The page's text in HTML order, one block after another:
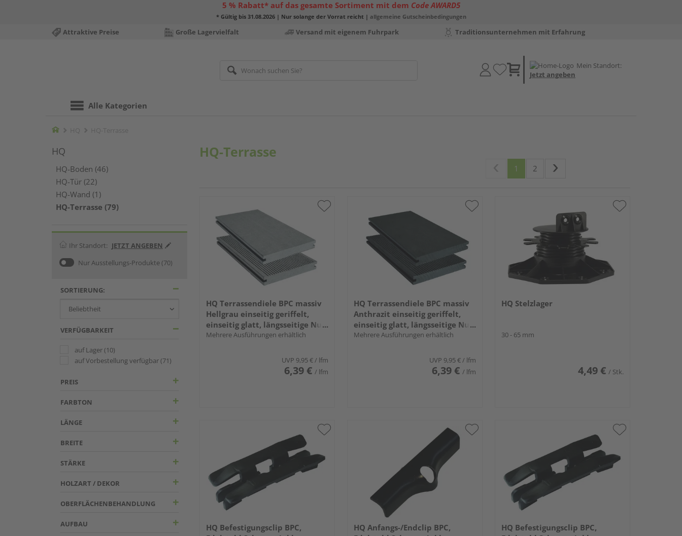
5 % Rabatt* auf das gesamte Sortiment mit dem Code AWARD5
* Gültig bis 31.08.2026 | Nur solange der Vorrat reicht | allgemeine Gutscheinbedingungen
Attraktive Preise Große Lagervielfalt Versand mit eigenem Fuhrpark Traditionsunternehmen mit Erfahrung
Mein Standort:
Jetzt angeben
Alle Kategorien
Home
HQ
HQ-Boden (46)
HQ-Tür (22)
HQ-Wand (1)
HQ-Terrasse (79)
Ihr Standort: JETZT ANGEBEN
Nur Ausstellungs-Produkte (70)
SORTIERUNG:
VERFÜGBARKEIT
auf Lager(10)
auf Vorbestellung verfügbar(71)
PREIS
FARBTON
LÄNGE
BREITE
STÄRKE
HOLZART / DEKOR
OBERFLÄCHENBEHANDLUNG
AUFBAU
HQ-Terrasse
1 2
HQ Terrassendiele BPC massiv
Hellgrau einseitig geriffelt,
einseitig glatt, längsseitige Nut,
Miru - 20 x 140 mm
Mehrere Ausführungen erhältlich
UVP 9,95 €/ lfm
6,39 € / lfm
HQ Terrassendiele BPC massiv
Anthrazit einseitig geriffelt,
einseitig glatt, längsseitige Nut,
Miru - 20 x 140 mm
Mehrere Ausführungen erhältlich
UVP 9,95 €/ lfm
6,39 € / lfm
HQ Stelzlager
30 - 65 mm
4,49 € / Stk.
HQ Befestigungsclip BPC,
HQ Anfangs-/Endclip BPC,
HQ Befestigungsclip BPC,